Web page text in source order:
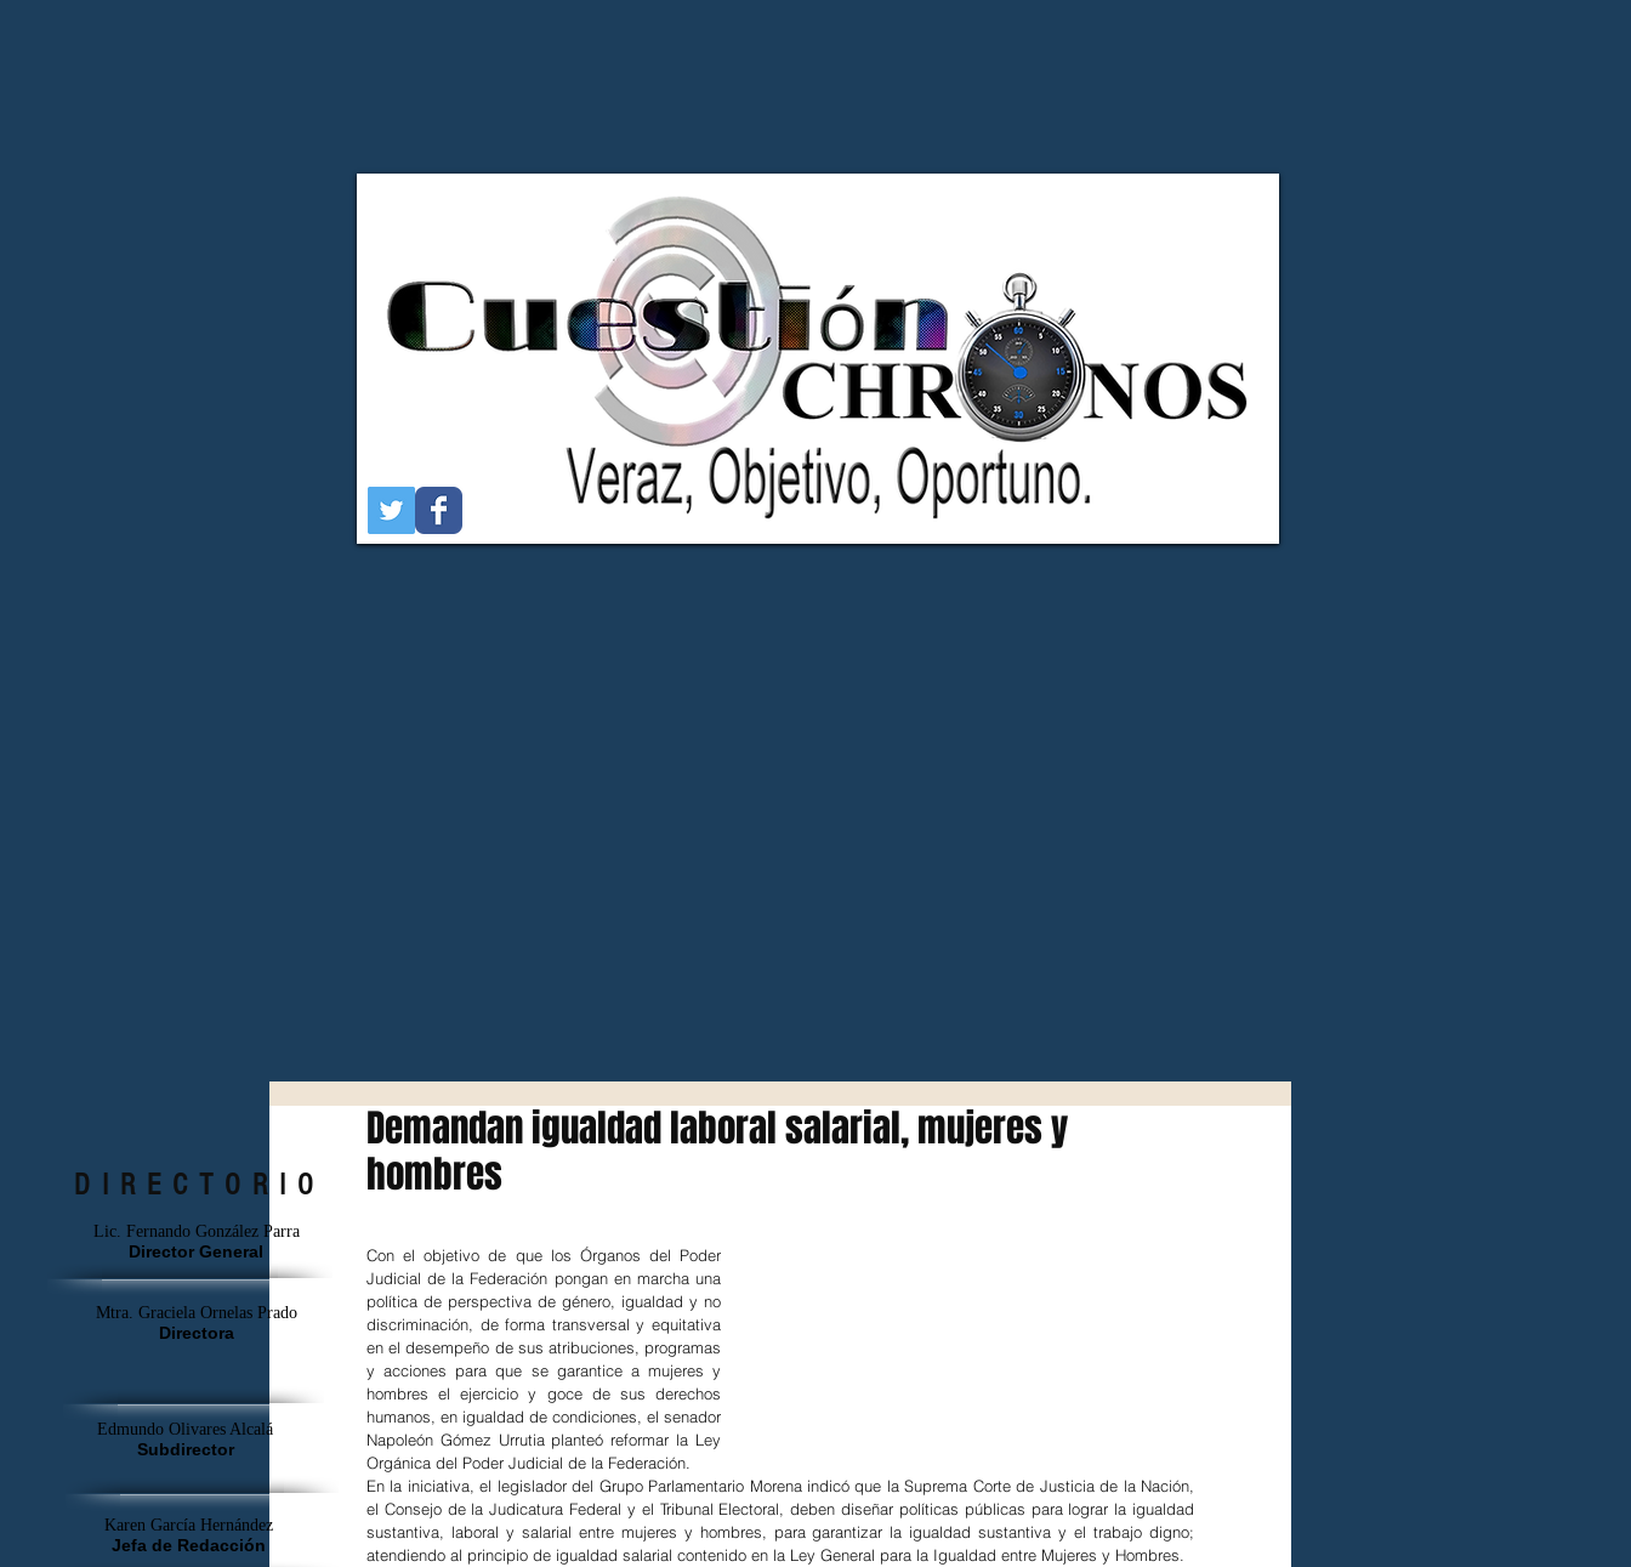
Demandan igualdad laboral salarial, mujeres y
hombres
Con el objetivo de que los Órganos del Poder
Judicial de la Federación pongan en marcha una
política de perspectiva de género, igualdad y no
discriminación, de forma transversal y equitativa
en el desempeño de sus atribuciones, programas
y acciones para que se garantice a mujeres y
hombres el ejercicio y goce de sus derechos
humanos, en igualdad de condiciones, el senador
Napoleón Gómez Urrutia planteó reformar la Ley
Orgánica del Poder Judicial de la Federación.
En la iniciativa, el legislador del Grupo Parlamentario Morena indicó que la Suprema Corte de Justicia de la Nación,
el Consejo de la Judicatura Federal y el Tribunal Electoral, deben diseñar políticas públicas para lograr la igualdad
sustantiva, laboral y salarial entre mujeres y hombres, para garantizar la igualdad sustantiva y el trabajo digno;
atendiendo al principio de igualdad salarial contenido en la Ley General para la Igualdad entre Mujeres y Hombres.
DIRECTORIO
Lic. Fernando González Parra
Director General
Mtra. Graciela Ornelas Prado
Directora
Edmundo Olivares Alcalá
Subdirector
Karen García Hernández
Jefa de Redacción